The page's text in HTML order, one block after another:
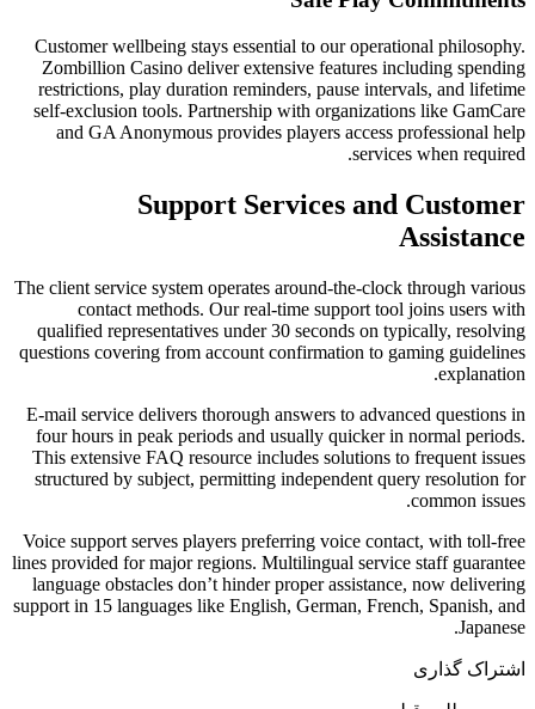
Customer wellbeing stays
Zombillion Casino deliver
restrictions, play duration
self-exclusion tools. Partnership
and GA Anonymous provides
Support
The client service system operates
contact methods. Our real-
qualified representatives under
questions covering from account
E-mail service delivers thorough
four hours in peak periods and
This extensive FAQ resource
structured by subject, permitting
Voice support serves players
lines provided for major regions.
language obstacles don’t hinder
support in 15 languages like